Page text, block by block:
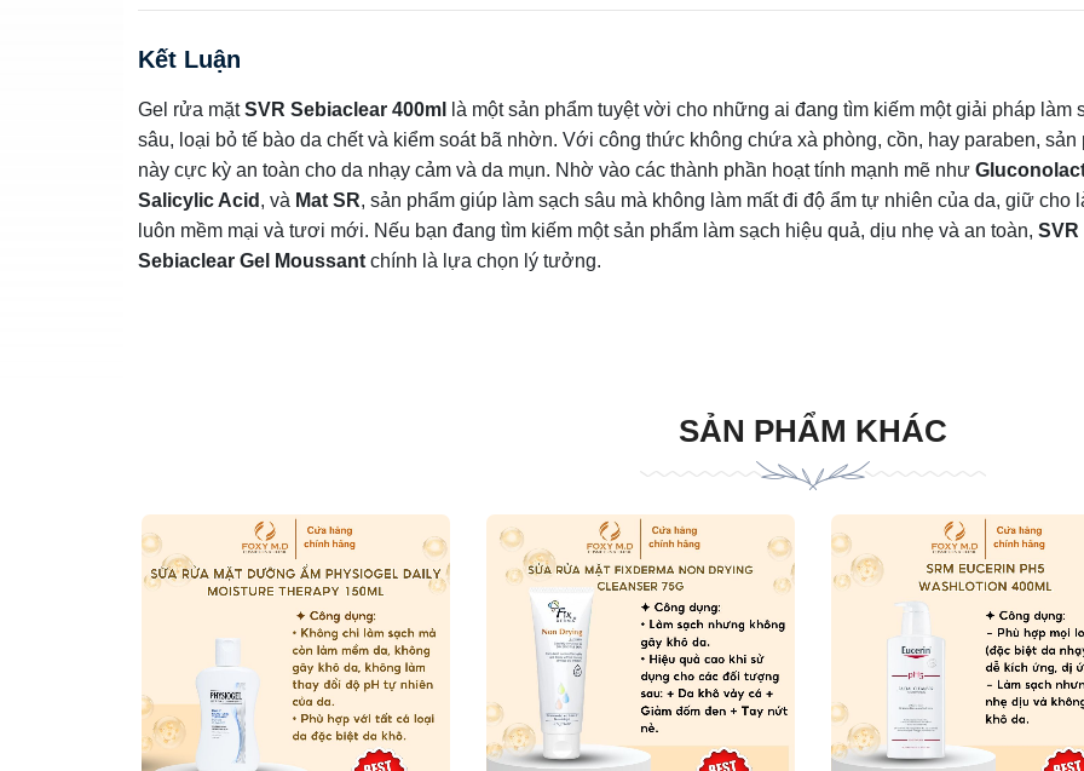
Kết Luận
Gel rửa mặtSVR Sebiaclear 400ml
là một sản phẩm tuyệt vời cho những ai đang tìm kiếm một giải pháp làm
sâu, loại bỏ tế bào da chết và kiểm soát bã nhờn. Với công thức không chứa xà phòng, cồn, hay paraben, sản
này cực kỳ an toàn cho da nhạy cảm và da mụn. Nhờ vào các thành phần hoạt tính mạnh mẽ như
Salicylic Acid , và Mat SR, sản phẩm giúp làm sạch sâu mà không làm mất đi độ ẩm tự nhiên của da, giữ cho
luôn mềm mại và tươi mới. Nếu bạn đang tìm kiếm một sản phẩm làm sạch hiệu quả, dịu nhẹ và an toàn, SVR
Sebiaclear Gel Moussant chính là lựa chọn lý tưởng.
SẢN PHẨM KHÁC